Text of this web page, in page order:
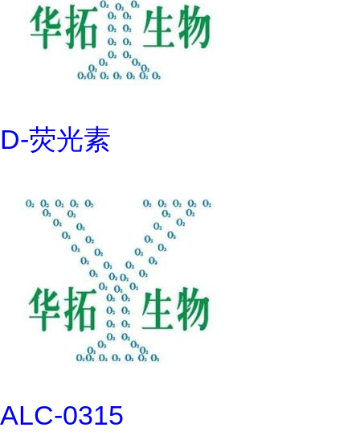
D-荧光素
ALC-0315